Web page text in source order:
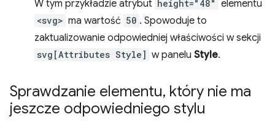
W tym przykładzie atrybut height="48" elementu
<svg> ma wartość 50 . Spowoduje to
zaktualizowanie odpowiedniej właściwości w sekcji
svg[Attributes Style] w panelu Style.
Sprawdzanie elementu, który nie ma
jeszcze odpowiedniego stylu